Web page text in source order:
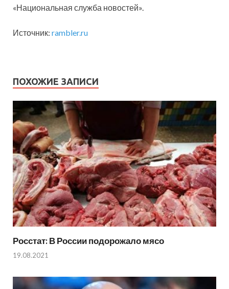
«Национальная служба новостей».
Источник: rambler.ru
ПОХОЖИЕ ЗАПИСИ
Росстат: В России подорожало мясо
19.08.2021